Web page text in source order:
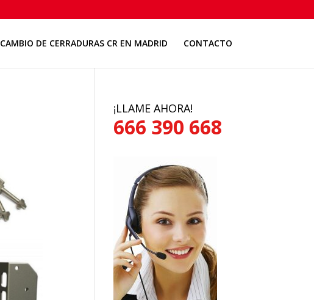
CAMBIO DE CERRADURAS CR EN MADRID CONTACTO
¡LLAME AHORA!
666 390 668